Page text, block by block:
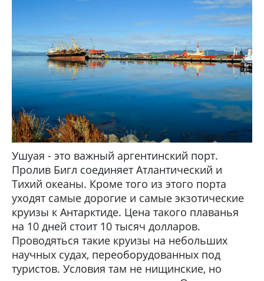
Ушуая - это важный аргентинский порт.
Пролив Бигл соединяет Атлантический и
Тихий океаны. Кроме того из этого порта
уходят самые дорогие и самые экзотические
круизы к Антарктиде. Цена такого плаванья
на 10 дней стоит 10 тысяч долларов.
Проводяться такие круизы на небольших
научных судах, переоборудованных под
туристов. Условия там не нищинские, но